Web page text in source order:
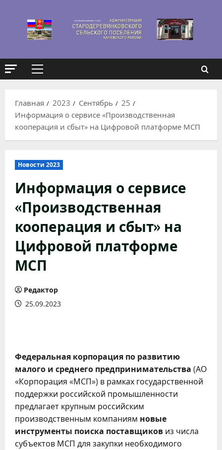
содержимому
Основное
Главная
2023 Сентябрь
25
Информация о сервисе «Производственная
кооперация и сбыт» на Цифровой платформе МСП
Новости 2023
Информация о сервисе
«Производственная
кооперация и сбыт» на
Цифровой платформе
МСП
Редактор
25.09.2023
Федеральная корпорация по развитию
малого и среднего предпринимательства (АО
«Корпорация «МСП») в рамках государственной
поддержки российской промышленности
предлагает крупным российским
производственным компаниям новые
инструменты поиска поставщиков из числа
субъектов МСП для закупки необходимого